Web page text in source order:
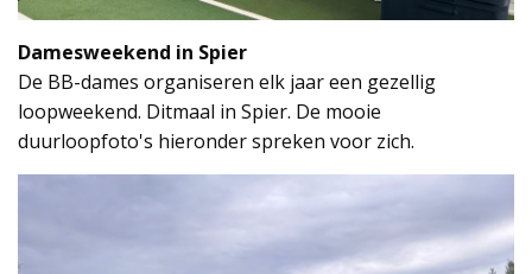
Damesweekend in Spier
De BB-dames organiseren elk jaar een gezellig
loopweekend. Ditmaal in Spier. De mooie
duurloopfoto's hieronder spreken voor zich.